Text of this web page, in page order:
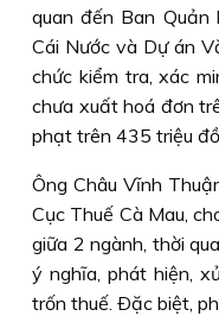
quan đến Ban
Cái Nước và Dự án
chức kiểm tra, xác
chưa xuất hoá đơn
phạt trên 435 triệu
Ông Châu Vĩnh
Cục Thuế Cà Mau,
giữa 2 ngành, thời
ý nghĩa, phát hiện,
trốn thuế. Ðặc biệt,